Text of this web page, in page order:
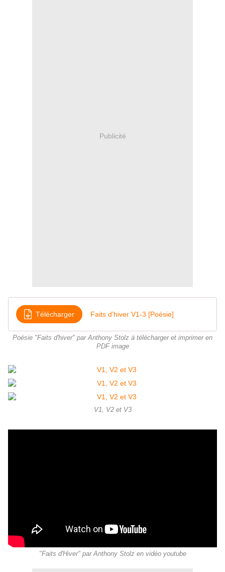
Publicité
Télécharger Faits d'hiver V1-3 [Poésie]
Poésie "Faits d'hiver" par Anthony Stolz à télécharger et imprimer en
PDF image
V1, V2 et V3
"Faits d'Hiver" par Anthony Stolz en vidéo youtube